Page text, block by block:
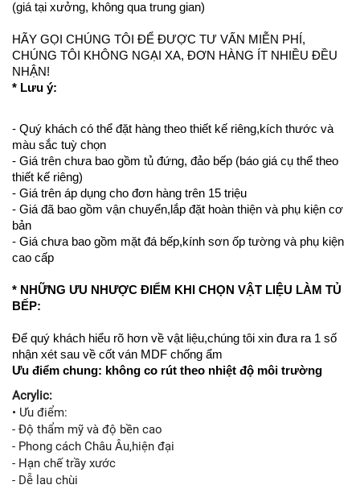
(giá tại xưởng, không qua trung gian)
HÃY GỌI CHÚNG TÔI ĐỂ ĐƯỢC TƯ VẤN MIỄN PHÍ,
CHÚNG TÔI KHÔNG NGẠI XA, ĐƠN HÀNG ÍT NHIỀU ĐỀU
NHẬN!
* Lưu ý:
- Quý khách có thể đặt hàng theo thiết kế riêng,kích thước và
màu sắc tuỳ chọn
- Giá trên chưa bao gồm tủ đứng, đảo bếp (báo giá cụ thể theo
thiết kế riêng)
- Giá trên áp dụng cho đơn hàng trên 15 triệu
- Giá đã bao gồm vận chuyển,lắp đặt hoàn thiện và phụ kiện cơ
bản
- Giá chưa bao gồm mặt đá bếp,kính sơn ốp tường và phụ kiện
cao cấp
* NHỮNG ƯU NHƯỢC ĐIỂM KHI CHỌN VẬT LIỆU LÀM TỦ
BẾP:
Để quý khách hiểu rõ hơn về vật liệu,chúng tôi xin đưa ra 1 số
nhận xét sau về cốt ván MDF chống ẩm
Ưu điểm chung: không co rút theo nhiệt độ môi trường
Acrylic:
• Ưu điểm:
- Độ thẩm mỹ và độ bền cao
- Phong cách Châu Âu,hiện đại
- Hạn chế trầy xước
- Dễ lau chùi